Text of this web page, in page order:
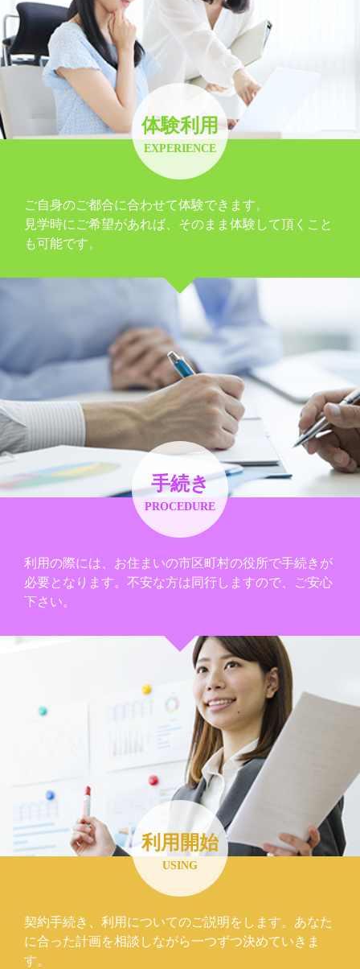
体験利用
EXPERIENCE
ご自身のご都合に合わせて体験できます。
見学時にご希望があれば、そのまま体験して頂くこと
も可能です。
手続き
PROCEDURE
利用の際には、お住まいの市区町村の役所で手続きが
必要となります。不安な方は同行しますので、ご安心
下さい。
利用開始
USING
契約手続き、利用についてのご説明をします。あなた
に合った計画を相談しながら一つずつ決めていきま
す。